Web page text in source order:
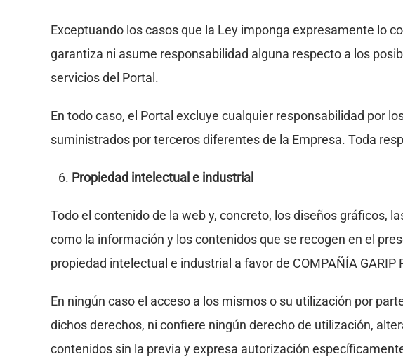
Exceptuando los casos que la Ley imponga expresamente lo
garantiza ni asume responsabilidad alguna respecto a los
servicios del Portal.
En todo caso, el Portal excluye cualquier responsabilidad por
suministrados por terceros diferentes de la Empresa. Toda
Propiedad intelectual e industrial
Todo el contenido de la web y, concreto, los diseños gráficos,
como la información y los contenidos que se recogen en el
propiedad intelectual e industrial a favor de COMPAÑÍA GARIP
En ningún caso el acceso a los mismos o su utilización por
dichos derechos, ni confiere ningún derecho de utilización,
contenidos sin la previa y expresa autorización